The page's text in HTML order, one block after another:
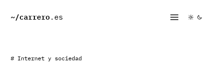
~/carrero.es
# Internet y sociedad